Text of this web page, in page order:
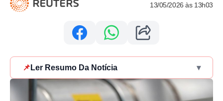
13/05/2026 às 13h03
📌 Ler Resumo Da Notícia ▾